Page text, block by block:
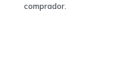
comprador.